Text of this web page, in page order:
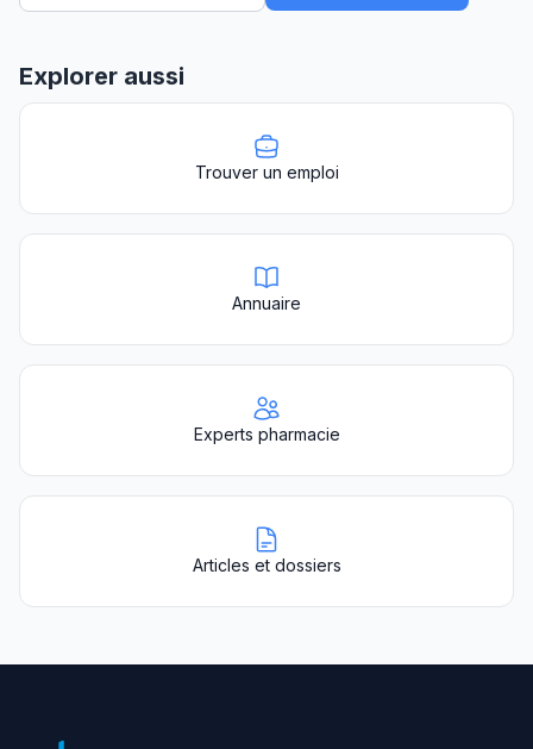
Explorer aussi
Trouver un emploi
Annuaire
Experts pharmacie
Articles et dossiers